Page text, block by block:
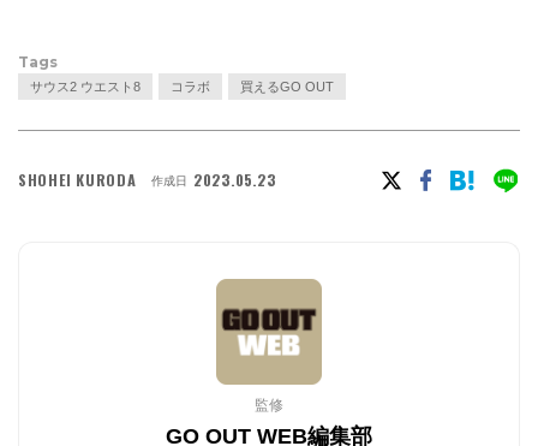
Tags
サウス2 ウエスト8 コラボ 買えるGO OUT
SHOHEI KURODA 作成日 2023.05.23
監修
GO OUT WEB編集部